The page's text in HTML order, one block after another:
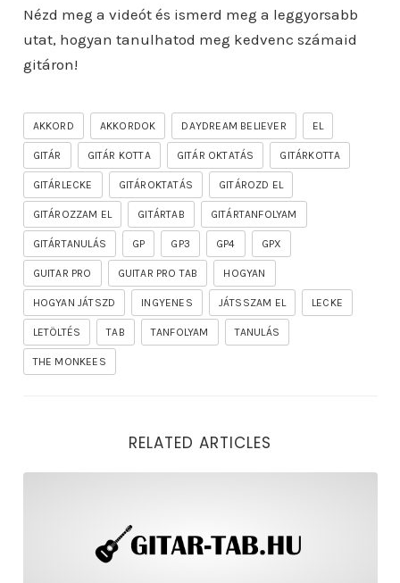
Nézd meg a videót és ismerd meg a leggyorsabb
utat, hogyan tanulhatod meg kedvenc számaid
gitáron!
AKKORD AKKORDOK DAYDREAM BELIEVER EL
GITÁR GITÁR KOTTA GITÁR OKTATÁS GITÁRKOTTA
GITÁRLECKE GITÁROKTATÁS GITÁROZD EL
GITÁROZZAM EL GITÁRTAB GITÁRTANFOLYAM
GITÁRTANULÁS GP GP3 GP4 GPX
GUITAR PRO GUITAR PRO TAB HOGYAN
HOGYAN JÁTSZD INGYENES JÁTSSZAM EL LECKE
LETÖLTÉS TAB TANFOLYAM TANULÁS
THE MONKEES
RELATED ARTICLES